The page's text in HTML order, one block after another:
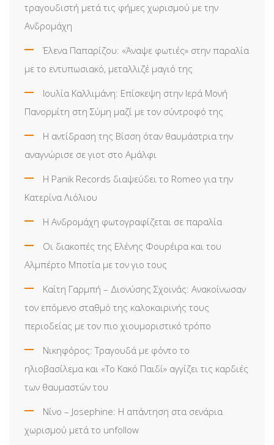
τραγουδιστή μετά τις φήμες χωρισμού με την
Ανδρομάχη
Έλενα Παπαρίζου: «Άναψε φωτιές» στην παραλία
με το εντυπωσιακό, μεταλλιζέ μαγιό της
Ιουλία Καλλιμάνη: Επίσκεψη στην Ιερά Μονή
Πανορμίτη στη Σύμη μαζί με τον σύντροφό της
Η αντίδραση της Βίσση όταν θαυμάστρια την
αναγνώρισε σε γιοτ στο Αμάλφι
Η Panik Records διαψεύδει το Romeo για την
Κατερίνα Λιόλιου
Η Ανδρομάχη φωτογραφίζεται σε παραλία
Οι διακοπές της Ελένης Φουρέιρα και του
Αλμπέρτο Μποτία με τον γιο τους
Καίτη Γαρμπή – Διονύσης Σχοινάς: Ανακοίνωσαν
τον επόμενο σταθμό της καλοκαιρινής τους
περιοδείας με τον πιο χιουμοριστικό τρόπο
Νικηφόρος: Τραγουδά με φόντο το
ηλιοβασίλεμα και «Το Κακό Παιδί» αγγίζει τις καρδιές
των θαυμαστών του
Νίνο – Josephine: Η απάντηση στα σενάρια
χωρισμού μετά το unfollow